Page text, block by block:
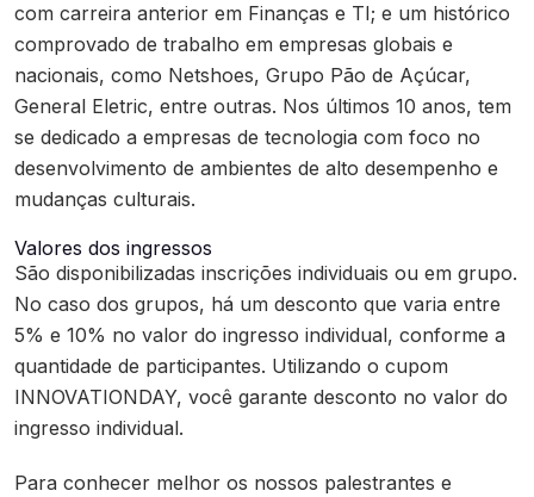
com carreira anterior em Finanças e TI; e um histórico
comprovado de trabalho em empresas globais e
nacionais, como Netshoes, Grupo Pão de Açúcar,
General Eletric, entre outras. Nos últimos 10 anos, tem
se dedicado a empresas de tecnologia com foco no
desenvolvimento de ambientes de alto desempenho e
mudanças culturais.
Valores dos ingressos
São disponibilizadas inscrições individuais ou em grupo.
No caso dos grupos, há um desconto que varia entre
5% e 10% no valor do ingresso individual, conforme a
quantidade de participantes. Utilizando o cupom
INNOVATIONDAY, você garante desconto no valor do
ingresso individual.
Para conhecer melhor os nossos palestrantes e